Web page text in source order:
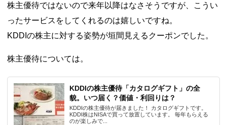
株主優待ではないので来年以降はなさそうですが、こうい
ったサービスをしてくれるのは嬉しいですね。
KDDIの株主に対する姿勢が垣間見えるクーポンでした。
株主優待については。
KDDIの株主優待「カタログギフト」の全
貌。いつ届く？価値・利回りは？
KDDIの株主優待が届きました！ カタログギフトです。
KDDI株はNISAで買って放置しています。 毎年もらえる
のが楽しみで...